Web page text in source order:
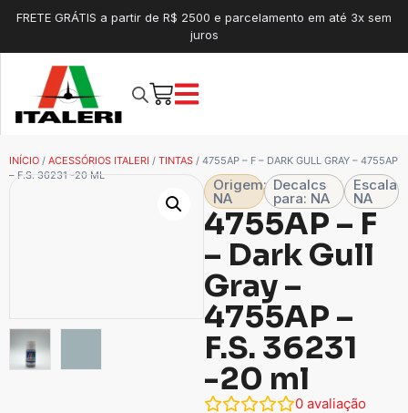
FRETE GRÁTIS a partir de R$ 2500 e parcelamento em até 3x sem
juros
INÍCIO / ACESSÓRIOS ITALERI / TINTAS / 4755AP – F – DARK GULL GRAY – 4755AP
– F.S. 36231 -20 ML
Origem:
NA
Decalcs
para: NA
Escala
NA
4755AP – F
– Dark Gull
Gray –
4755AP –
F.S. 36231
-20 ml
0 avaliação